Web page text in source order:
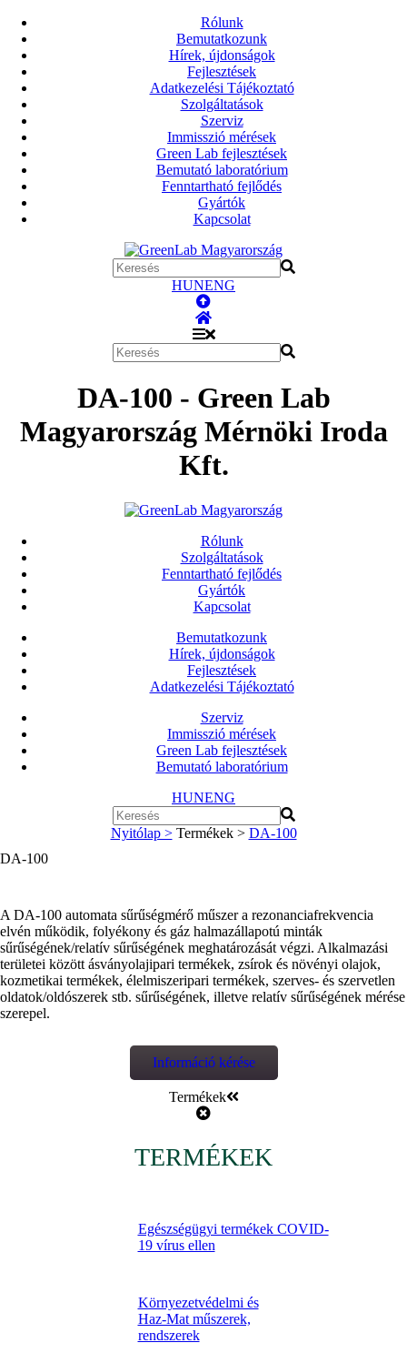
Rólunk
Bemutatkozunk
Hírek, újdonságok
Fejlesztések
Adatkezelési Tájékoztató
Szolgáltatások
Szerviz
Immisszió mérések
Green Lab fejlesztések
Bemutató laboratórium
Fenntartható fejlődés
Gyártók
Kapcsolat
HUNENG
DA-100 - Green Lab
Magyarország Mérnöki Iroda
Kft.
Rólunk
Szolgáltatások
Fenntartható fejlődés
Gyártók
Kapcsolat
Bemutatkozunk
Hírek, újdonságok
Fejlesztések
Adatkezelési Tájékoztató
Szerviz
Immisszió mérések
Green Lab fejlesztések
Bemutató laboratórium
HUNENG
Nyitólap > Termékek > DA-100
DA-100
A DA-100 automata sűrűségmérő műszer a rezonanciafrekvencia
elvén működik, folyékony és gáz halmazállapotú minták
sűrűségének/relatív sűrűségének meghatározását végzi. Alkalmazási
területei között ásványolajipari termékek, zsírok és növényi olajok,
kozmetikai termékek, élelmiszeripari termékek, szerves- és szervetlen
oldatok/oldószerek stb. sűrűségének, illetve relatív sűrűségének mérése
szerepel.
Információ kérése
Termékek
TERMÉKEK
Egészségügyi termékek COVID-
19 vírus ellen
Környezetvédelmi és
Haz-Mat műszerek,
rendszerek